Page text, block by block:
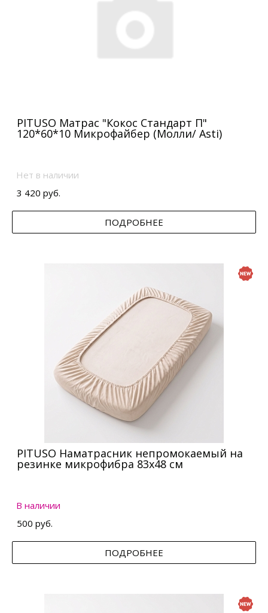
PITUSO Матрас "Кокос Стандарт П"
120*60*10 Микрофайбер (Молли/ Asti)
Нет в наличии
3 420 руб.
ПОДРОБНЕЕ
PITUSO Наматрасник непромокаемый на
резинке микрофибра 83х48 см
В наличии
500 руб.
ПОДРОБНЕЕ